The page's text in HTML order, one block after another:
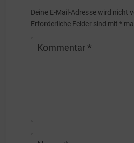
Deine E-Mail-Adresse wird nicht
Erforderliche Felder sind mit*